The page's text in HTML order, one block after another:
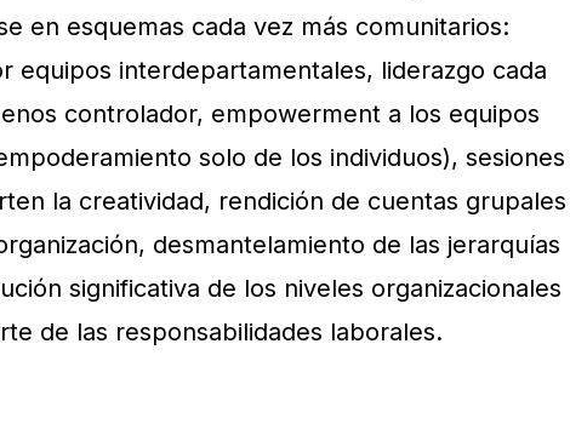
en esquemas cada vez más comunitarios:
equipos interdepartamentales, liderazgo cada
controlador, empowerment a los equipos
solo de los individuos), sesiones
la creatividad, rendición de cuentas grupales
desmantelamiento de las jerarquías
significativa de los niveles organizacionales
de las responsabilidades laborales.